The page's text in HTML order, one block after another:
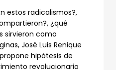
estos radicalismos?,
¿qué
sirvieron como
José Luis Renique
hipótesis de
revolucionario